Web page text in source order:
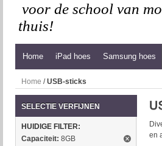
voor de school van
thuis!
Home iPad hoes Samsung hoes
Home /USB-sticks
en
SELECTIE VERFIJNEN
HUIDIGE FILTER:
Capaciteit: 8GB